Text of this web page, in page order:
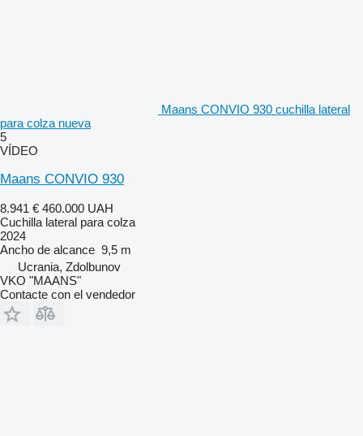
Maans CONVIO 930 cuchilla lateral
para colza nueva
5
VÍDEO
Maans CONVIO 930
8.941 € 460.000 UAH
Cuchilla lateral para colza
2024
Ancho de alcance 9,5 m
Ucrania, Zdolbunov
VKO "MAANS"
Contacte con el vendedor